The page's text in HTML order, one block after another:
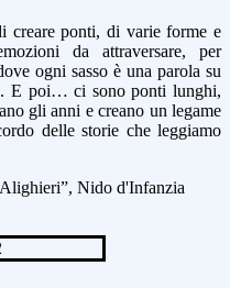
creare ponti, di varie forme e
da attraversare, per
ogni sasso è una parola su
E poi… ci sono ponti lunghi,
gli anni e creano un legame
delle storie che leggiamo
Nido d'Infanzia